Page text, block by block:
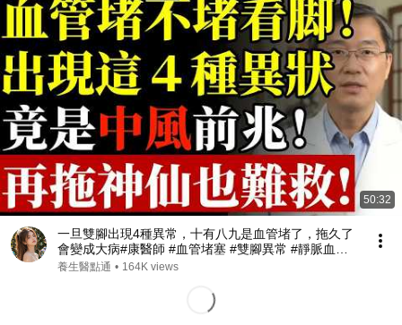
50:32
一旦雙腳出現4種異常，十有八九是血管堵了，拖久了
會變成大病#康醫師 #血管堵塞 #雙腳異常 #靜脈血栓 #
肺栓塞 #銀髮族養生 #猝死預防 #血液循環 #健康誤區
養生醫點通 • 164K views